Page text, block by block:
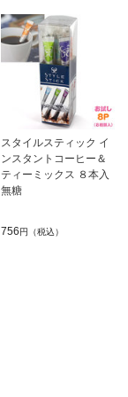
スタイルスティック イ
ンスタントコーヒー＆
ティーミックス ８本入
無糖
756円（税込）